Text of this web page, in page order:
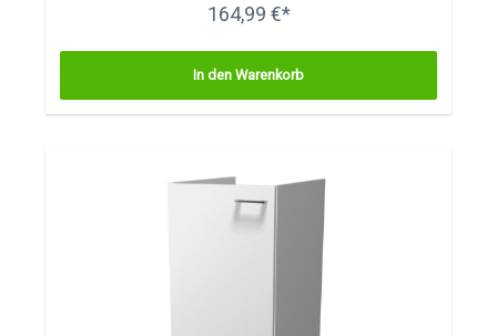
164,99 €*
In den Warenkorb